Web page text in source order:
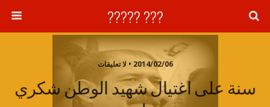
??? ?????
2014/02/06 • لا تعليقات
سنة على اغتيال شهيد الوطن شكري